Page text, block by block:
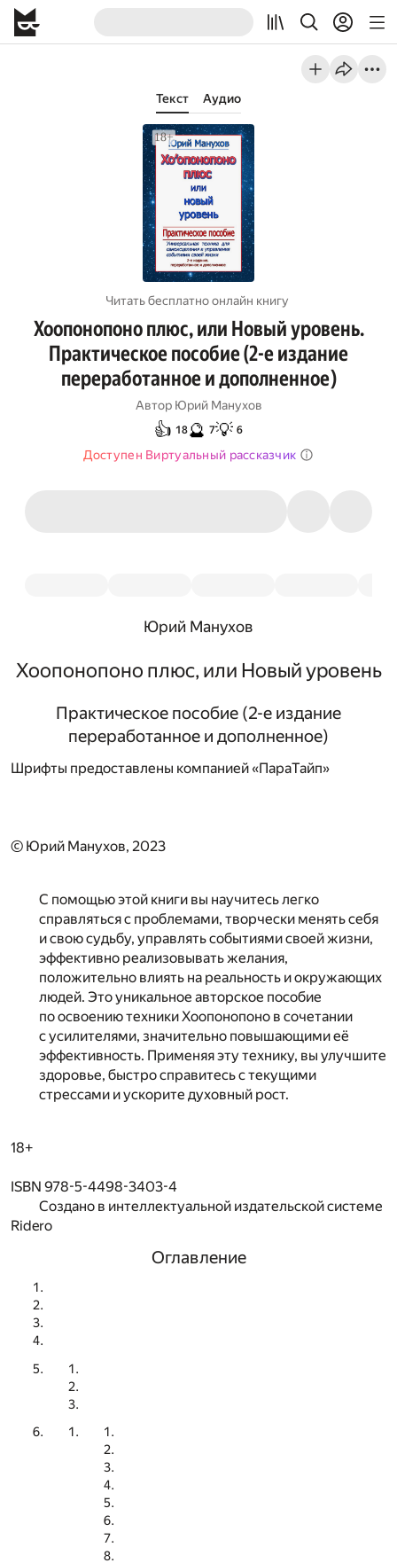
Текст Аудио
Читать бесплатно онлайн книгу
Хоопонопоно плюс, или Новый уровень.
Практическое пособие (2-е издание
переработанное и дополненное)
Автор Юрий Манухов
👍 18🔮 7💡 6
Доступен Виртуальный рассказчик
Юрий Манухов
Хоопонопоно плюс, или Новый уровень
Практическое пособие (2-е издание
переработанное и дополненное)
Шрифты предоставлены компанией «ПараТайп»
© Юрий Манухов, 2023
С помощью этой книги вы научитесь легко
справляться с проблемами, творчески менять себя
и свою судьбу, управлять событиями своей жизни,
эффективно реализовывать желания,
положительно влиять на реальность и окружающих
людей. Это уникальное авторское пособие
по освоению техники Хоопонопоно в сочетании
с усилителями, значительно повышающими её
эффективность. Применяя эту технику, вы улучшите
здоровье, быстро справитесь с текущими
стрессами и ускорите духовный рост.
18+
ISBN 978-5-4498-3403-4
Создано в интеллектуальной издательской системе
Ridero
Оглавление